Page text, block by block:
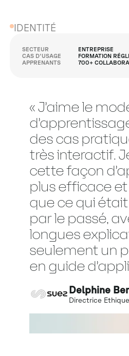
IDENTITÉ
SECTEUR
ENTREPRISE
CAS D'USAGE
FORMATION
APPRENANTS
700+
« J’aime le
des cas
très interactif.
cette façon
plus efficace
que ce qui
par le passé,
longues
seulement un
en guide
Delphine
Directrice